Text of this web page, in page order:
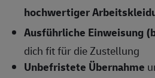
hochwertiger
Ausführliche Einweisung
dich fit für die Zustellung
Unbefristete Übernahme